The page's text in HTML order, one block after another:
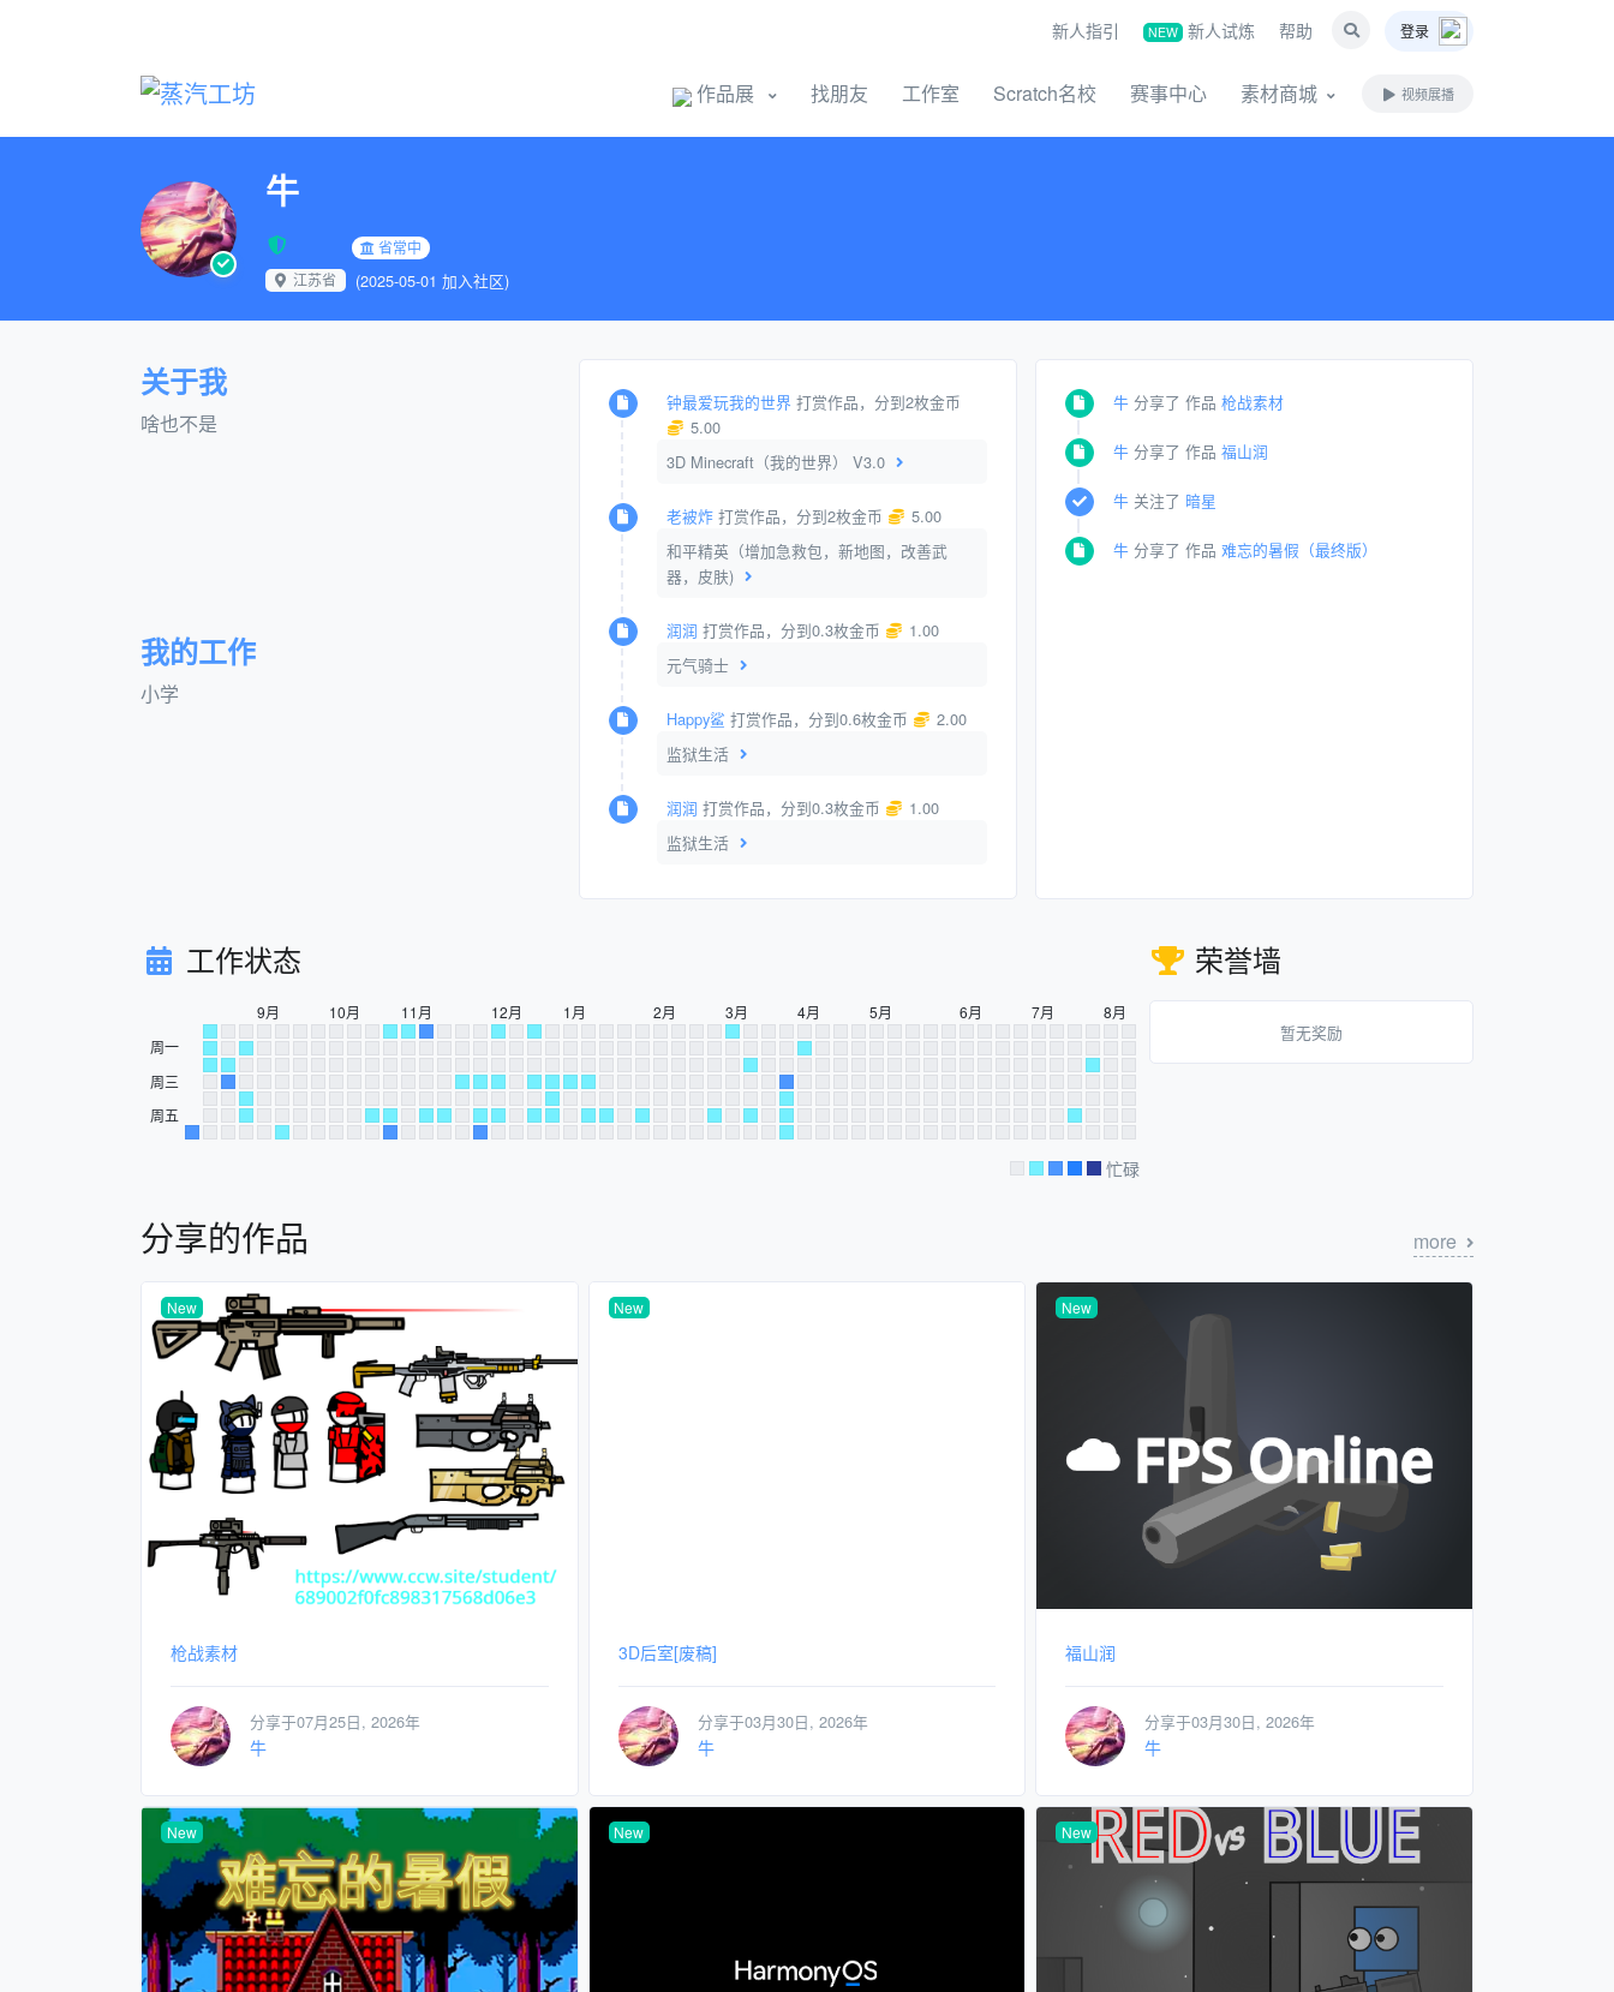
新人指引 NEW 新人试炼 帮助 登录
作品展 找朋友 工作室 Scratch名校 赛事中心 素材商城 视频展播
牛
省常中
江苏省
(2025-05-01 加入社区)
关于我
啥也不是
我的工作
小学
钟最爱玩我的世界 打赏作品，分到2枚金币
5.00
3D Minecraft（我的世界） V3.0
老被炸打赏作品，分到2枚金币
5.00
和平精英（增加急救包，新地图，改善武
器，皮肤)
润润 打赏作品，分到0.3枚金币
1.00
元气骑士
Happy鲨 打赏作品，分到0.6枚金币
2.00
监狱生活
润润 打赏作品，分到0.3枚金币
1.00
监狱生活
牛分享了 作品 枪战素材
牛分享了 作品 福山润
牛关注了 暗星
牛分享了 作品 难忘的暑假（最终版）
工作状态
9月 10月 11月 12月 1月 2月 3月 4月 5月 6月 7月
8月
周一
周三
周五
忙碌
荣誉墙
暂无奖励
分享的作品 more
New
枪战素材
分享于07月25日, 2026年
牛
New
3D后室[废稿]
分享于03月30日, 2026年
牛
New
福山润
分享于03月30日, 2026年
牛
New New New